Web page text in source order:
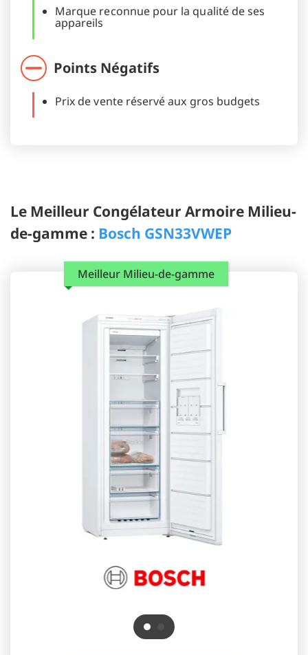
Marque reconnue pour la qualité de ses
appareils
Points Négatifs
Prix de vente réservé aux gros budgets
Le Meilleur Congélateur Armoire Milieu-
de-gamme : Bosch GSN33VWEP
Meilleur Milieu-de-gamme